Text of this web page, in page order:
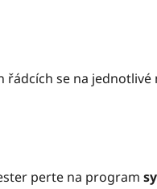
řádcích se na jednotlivé
perte na program